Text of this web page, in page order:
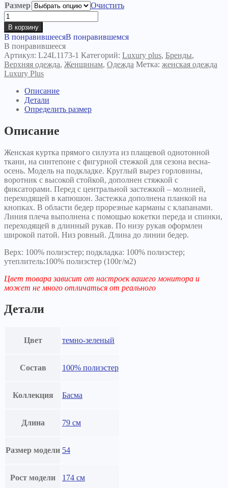
Размер
Очистить
Количество
товара
Куртка
Басма
темно-
зеленая
В корзину
В понравившеесяВ понравившемся
В понравившееся
Артикул: L24L1173-1 Категорий: Luxury plus, Бренды,
Верхняя одежда, Женщинам, Одежда Метка: женская одежда
Luxury Plus
Описание
Детали
Определить размер
Описание
Женская куртка прямого силуэта из плащевой однотонной
ткани, на синтепоне с фигурной стежкой для сезона весна-
осень. Модель на подкладке. Круглый вырез горловины,
воротник с высокой стойкой, дополнен стяжкой с
фиксаторами. Перед с центральной застежкой – молнией,
переходящей в капюшон. Застежка дополнена планкой на
кнопках. В области бедер прорезные карманы с клапанами.
Линия плеча выполнена с помощью кокетки переда и спинки,
переходящей в длинный рукав. По низу рукав оформлен
широкой патой. Низ ровный. Длина до линии бедер.
Верх: 100% полиэстер; подкладка: 100% полиэстер;
утеплитель:100% полиэстер (100г/м2)
Цвет товара зависит от настроек вашего монитора и
может не много отличаться от реального
Детали
Цвет темно-зеленый
Состав 100% полиэстер
Коллекция Басма
Длина 79 см
Размер модели 54
Рост модели 174 см